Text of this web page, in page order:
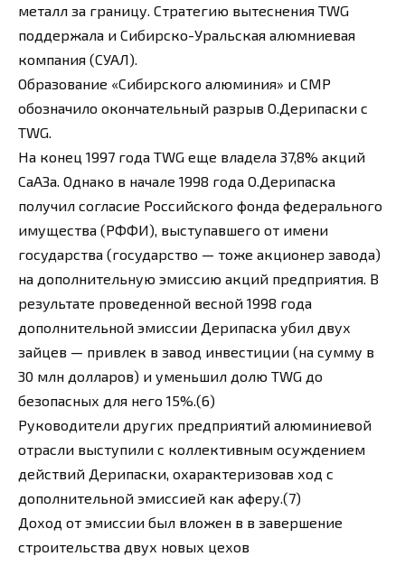
металл за границу. Стратегию вытеснения TWG
поддержала и Сибирско-Уральская алюмниевая
компания (СУАЛ).
Образование «Сибирского алюминия» и СМР
обозначило окончательный разрыв О.Дерипаски с
TWG.
На конец 1997 года TWG еще владела 37,8% акций
СаАЗа. Однако в начале 1998 года О.Дерипаска
получил согласие Российского фонда федерального
имущества (РФФИ), выступавшего от имени
государства (государство — тоже акционер завода)
на дополнительную эмиссию акций предприятия. В
результате проведенной весной 1998 года
дополнительной эмиссии Дерипаска убил двух
зайцев — привлек в завод инвестиции (на сумму в
30 млн долларов) и уменьшил долю TWG до
безопасных для него 15%.(6)
Руководители других предприятий алюминиевой
отрасли выступили с коллективным осуждением
действий Дерипаски, охарактеризовав ход с
дополнительной эмиссией как аферу.(7)
Доход от эмиссии был вложен в в завершение
строительства двух новых цехов